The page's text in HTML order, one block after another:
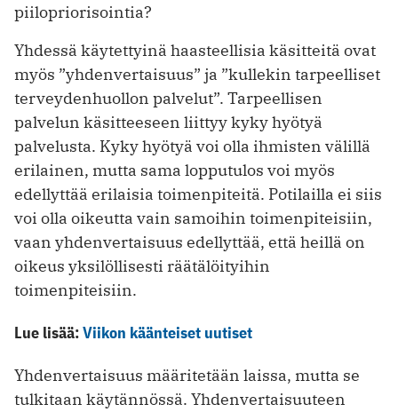
piilopriorisointia?
Yhdessä käytettyinä haasteellisia käsitteitä ovat
myös ”yhdenvertaisuus” ja ”kullekin tarpeelliset
terveydenhuollon palvelut”. Tarpeellisen
palvelun käsitteeseen liittyy kyky hyötyä
palvelusta. Kyky hyötyä voi olla ihmisten välillä
erilainen, mutta sama lopputulos voi myös
edellyttää erilaisia toimenpiteitä. Potilailla ei siis
voi olla oikeutta vain samoihin toimenpiteisiin,
vaan yhdenvertaisuus edellyttää, että heillä on
oikeus yksilöllisesti räätälöityihin
toimenpiteisiin.
Lue lisää:Viikon käänteiset uutiset
Yhdenvertaisuus määritetään laissa, mutta se
tulkitaan käytännössä. Yhdenvertaisuuteen